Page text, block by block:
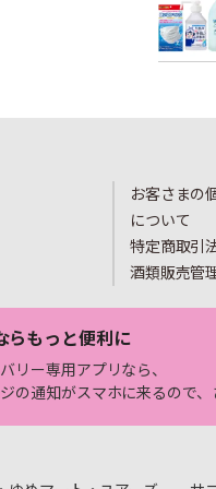
お客さまの
について
特定商取引
酒類販売管
らもっと便利に
リー専用アプリなら、
の通知がスマホに来るので、